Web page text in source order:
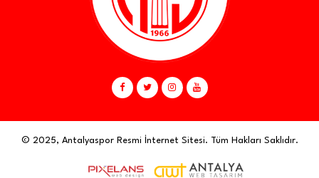
© 2025, Antalyaspor Resmi İnternet Sitesi. Tüm Hakları Saklıdır.